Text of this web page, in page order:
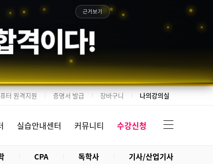
격이다!
근거보기
터 원격지원 증명서 발급 장바구니 나의강의실
실습안내센터 커뮤니티 수강신청
CPA 독학사 기사/산업기사